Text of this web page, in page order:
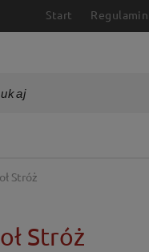
Start Regulamin
Stróż
Stróż